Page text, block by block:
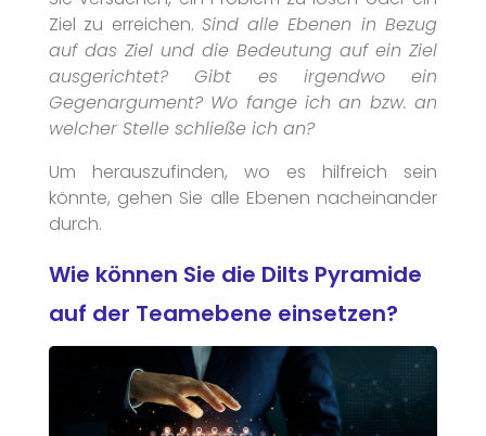
Ziel zu erreichen. Sind alle Ebenen in Bezug
auf das Ziel und die Bedeutung auf ein Ziel
ausgerichtet? Gibt es irgendwo ein
Gegenargument? Wo fange ich an bzw. an
welcher Stelle schließe ich an?
Um herauszufinden, wo es hilfreich sein
könnte, gehen Sie alle Ebenen nacheinander
durch.
Wie können Sie die Dilts Pyramide
auf der Teamebene einsetzen?